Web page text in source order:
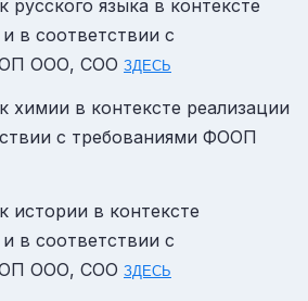
языка в контексте
в соответствии с
ООО, СОО ЗДЕСЬ
химии в контексте реализации
с требованиями ФООП
истории в контексте
в соответствии с
ООО, СОО ЗДЕСЬ